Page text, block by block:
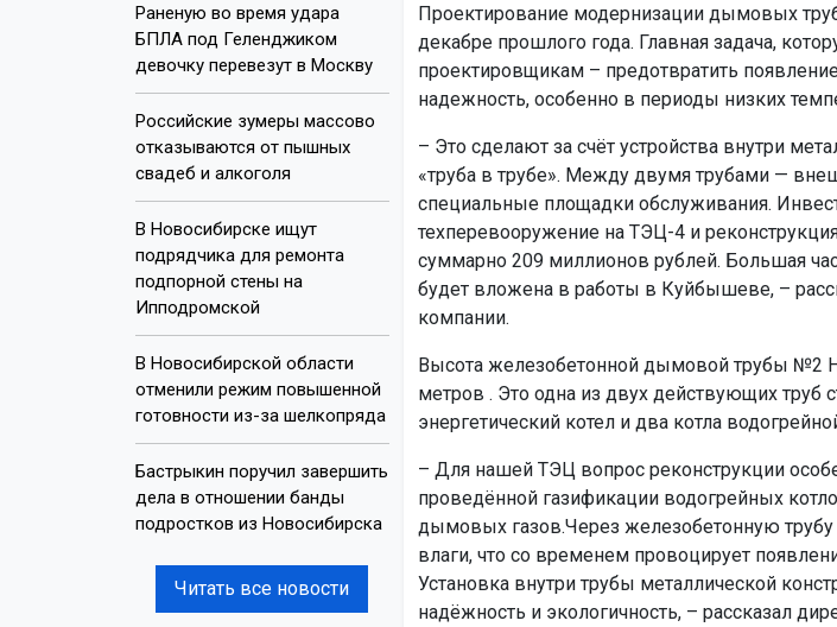
Раненую во время удара
БПЛА под Геленджиком
девочку перевезут в Москву
Российские зумеры массово
отказываются от пышных
свадеб и алкоголя
В Новосибирске ищут
подрядчика для ремонта
подпорной стены на
Ипподромской
В Новосибирской области
отменили режим повышенной
готовности из-за шелкопряда
Бастрыкин поручил завершить
дела в отношении банды
подростков из Новосибирска
Читать все новости
Проектирование модернизации дымовых
декабре прошлого года. Главная задача,
проектировщикам – предотвратить
надежность, особенно в периоды низких
– Это сделают за счёт устройства внутри
«труба в трубе». Между двумя трубами —
специальные площадки обслуживания.
техперевооружение на ТЭЦ-4 и
суммарно 209 миллионов рублей. Большая
будет вложена в работы в Куйбышеве, –
компании.
Высота железобетонной дымовой трубы №2
метров . Это одна из двух действующих труб
энергетический котел и два котла
– Для нашей ТЭЦ вопрос реконструкции
проведённой газификации водогрейных
дымовых газов.Через железобетонную
влаги, что со временем провоцирует
Установка внутри трубы металлической
надёжность и экологичность, – рассказал